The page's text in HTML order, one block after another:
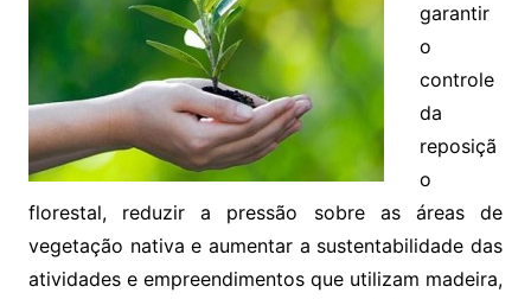
garantir
o
controle
da
reposiçã
o
florestal, reduzir a pressão sobre as áreas de
vegetação nativa e aumentar a sustentabilidade das
atividades e empreendimentos que utilizam madeira,